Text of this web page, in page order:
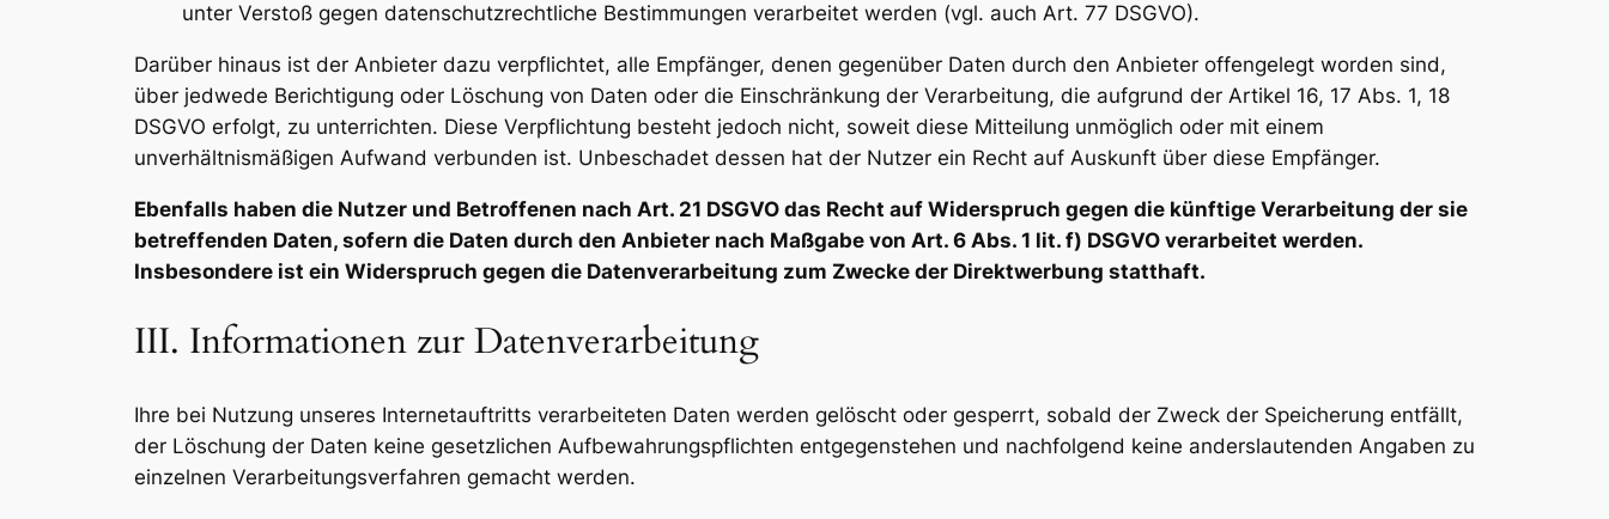
unter Verstoß gegen datenschutzrechtliche Bestimmungen verarbeitet werden (vgl. auch Art. 77 DSGVO).
Darüber hinaus ist der Anbieter dazu verpflichtet, alle Empfänger, denen gegenüber Daten durch den Anbieter offengelegt worden sind,
über jedwede Berichtigung oder Löschung von Daten oder die Einschränkung der Verarbeitung, die aufgrund der Artikel 16, 17 Abs. 1, 18
DSGVO erfolgt, zu unterrichten. Diese Verpflichtung besteht jedoch nicht, soweit diese Mitteilung unmöglich oder mit einem
unverhältnismäßigen Aufwand verbunden ist. Unbeschadet dessen hat der Nutzer ein Recht auf Auskunft über diese Empfänger.
Ebenfalls haben die Nutzer und Betroffenen nach Art. 21 DSGVO das Recht auf Widerspruch gegen die künftige Verarbeitung der sie
betreffenden Daten, sofern die Daten durch den Anbieter nach Maßgabe von Art. 6 Abs. 1 lit. f) DSGVO verarbeitet werden.
Insbesondere ist ein Widerspruch gegen die Datenverarbeitung zum Zwecke der Direktwerbung statthaft.
III. Informationen zur Datenverarbeitung
Ihre bei Nutzung unseres Internetauftritts verarbeiteten Daten werden gelöscht oder gesperrt, sobald der Zweck der Speicherung entfällt,
der Löschung der Daten keine gesetzlichen Aufbewahrungspflichten entgegenstehen und nachfolgend keine anderslautenden Angaben zu
einzelnen Verarbeitungsverfahren gemacht werden.